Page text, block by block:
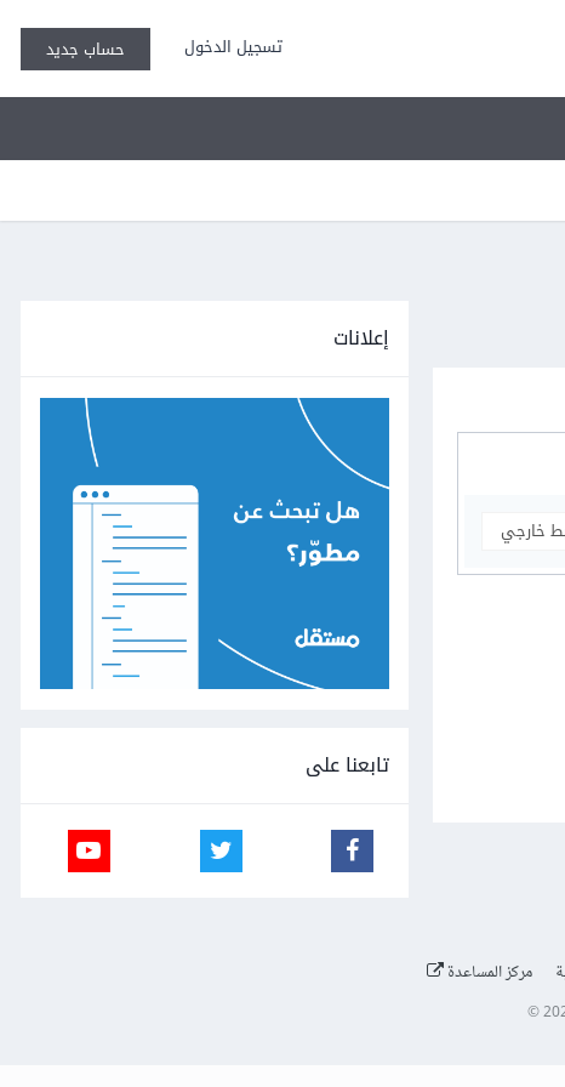
تسجيل الدخول حساب جديد
خارجي
إعلانات
تابعنا على
مركز المساعدة
©